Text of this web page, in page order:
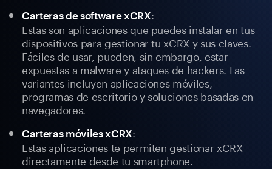
Carteras de software xCRX:
Estas son aplicaciones que puedes instalar en tus
dispositivos para gestionar tu xCRX y sus claves.
Fáciles de usar, pueden, sin embargo, estar
expuestas a malware y ataques de hackers. Las
variantes incluyen aplicaciones móviles,
programas de escritorio y soluciones basadas en
navegadores.
Carteras móviles xCRX:
Estas aplicaciones te permiten gestionar xCRX
directamente desde tu smartphone.